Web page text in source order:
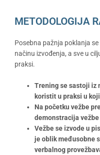
METODOLOGIJA
Posebna pažnja poklanja
načinu izvođenja, a sve u
praksi.
Trening se sastoji iz
koristit u praksi u
Na početku vežbe
demonstracija
Vežbe se izvode u
je oblik međusobne
verbalnog